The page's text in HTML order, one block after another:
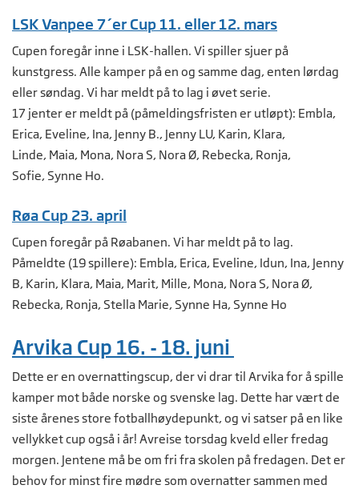
LSK Vanpee 7´er Cup 11. eller 12. mars
Cupen foregår inne i LSK-hallen. Vi spiller sjuer på
kunstgress. Alle kamper på en og samme dag, enten lørdag
eller søndag. Vi har meldt på to lag i øvet serie.
17 jenter er meldt på (påmeldingsfristen er utløpt): Embla,
Erica, Eveline, Ina, Jenny B., Jenny LU, Karin, Klara,
Linde, Maia, Mona, Nora S, Nora Ø, Rebecka, Ronja,
Sofie, Synne Ho.
Røa Cup 23. april
Cupen foregår på Røabanen. Vi har meldt på to lag.
Påmeldte (19 spillere): Embla, Erica, Eveline, Idun, Ina, Jenny
B, Karin, Klara, Maia, Marit, Mille, Mona, Nora S, Nora Ø,
Rebecka, Ronja, Stella Marie, Synne Ha, Synne Ho
Arvika Cup 16. - 18. juni
Dette er en overnattingscup, der vi drar til Arvika for å spille
kamper mot både norske og svenske lag. Dette har vært de
siste årenes store fotballhøydepunkt, og vi satser på en like
vellykket cup også i år! Avreise torsdag kveld eller fredag
morgen. Jentene må be om fri fra skolen på fredagen. Det er
behov for minst fire mødre som overnatter sammen med